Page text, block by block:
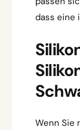
dass eine
Wenn Sie